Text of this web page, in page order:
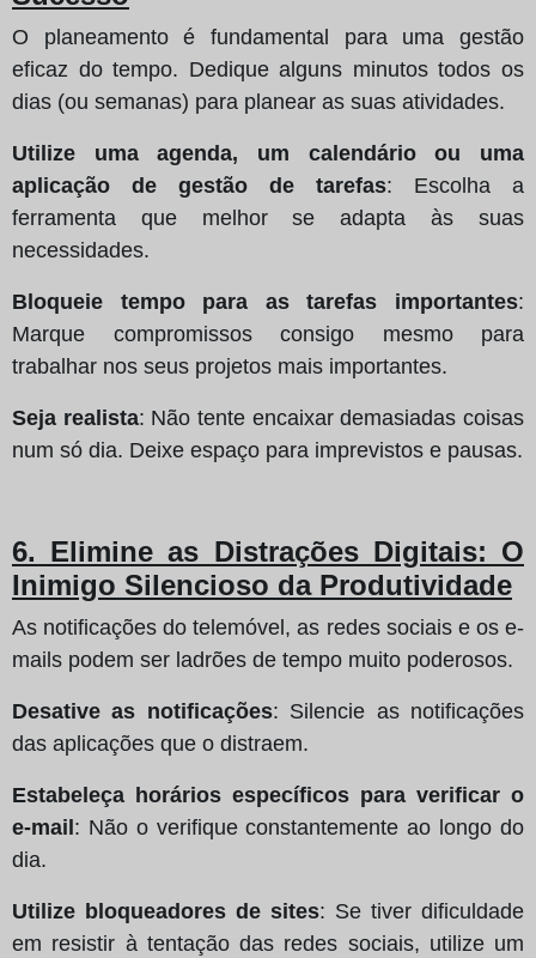
O planeamento é fundamental para uma gestão
eficaz do tempo. Dedique alguns minutos todos os
dias (ou semanas) para planear as suas atividades.
Utilize uma agenda, um calendário ou uma
aplicação de gestão de tarefas: Escolha a
ferramenta que melhor se adapta às suas
necessidades.
Bloqueie tempo para as tarefas importantes:
Marque compromissos consigo mesmo para
trabalhar nos seus projetos mais importantes.
Seja realista: Não tente encaixar demasiadas coisas
num só dia. Deixe espaço para imprevistos e pausas.
6. Elimine as Distrações Digitais: O
Inimigo Silencioso da Produtividade
As notificações do telemóvel, as redes sociais e os e-
mails podem ser ladrões de tempo muito poderosos.
Desative as notificações: Silencie as notificações
das aplicações que o distraem.
Estabeleça horários específicos para verificar o
e-mail: Não o verifique constantemente ao longo do
dia.
Utilize bloqueadores de sites: Se tiver dificuldade
em resistir à tentação das redes sociais, utilize um